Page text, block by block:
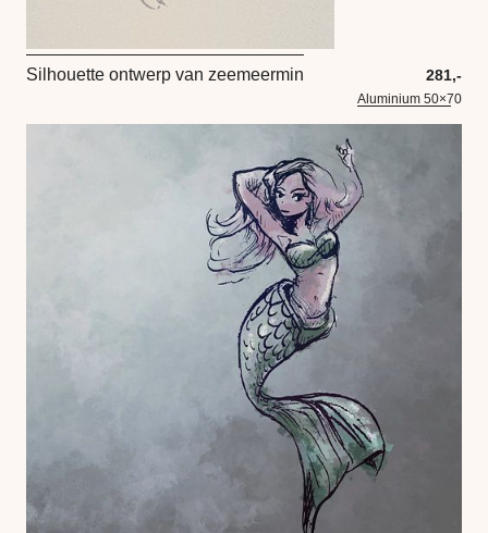
Silhouette ontwerp van zeemeermin 281,-
Aluminium 50×70